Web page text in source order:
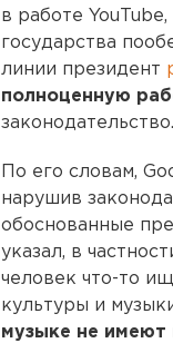
в работе
государства
линии президент
полноценную
законодательство.
По его словам,
нарушив
обоснованные
указал, в
человек что-то
культуры и
музыке не имеют